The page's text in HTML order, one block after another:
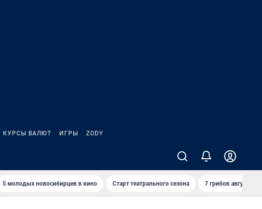
КУРСЫ ВАЛЮТ ИГРЫ ZODY
5 молодых новосибирцев в кино Старт театрального сезона 7 грибов августа